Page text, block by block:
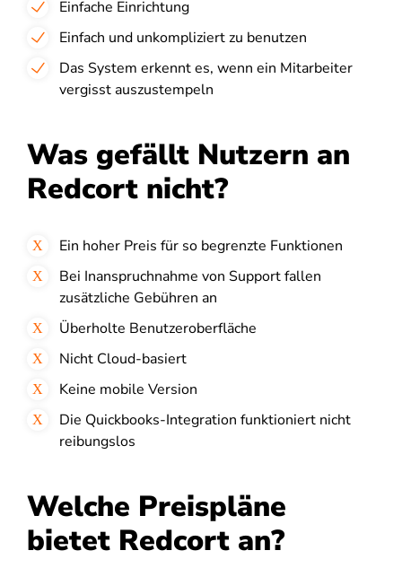
Einfache Einrichtung
Einfach und unkompliziert zu benutzen
Das System erkennt es, wenn ein Mitarbeiter
vergisst auszustempeln
Was gefällt Nutzern an
Redcort nicht?
Ein hoher Preis für so begrenzte Funktionen
Bei Inanspruchnahme von Support fallen
zusätzliche Gebühren an
Überholte Benutzeroberfläche
Nicht Cloud-basiert
Keine mobile Version
Die Quickbooks-Integration funktioniert nicht
reibungslos
Welche Preispläne
bietet Redcort an?